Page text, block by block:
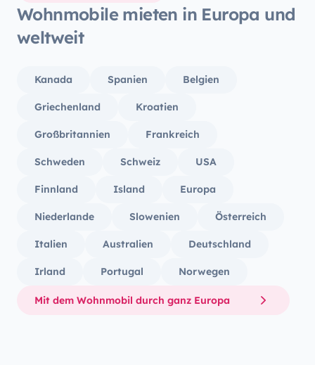
Wohnmobile mieten in Europa und
weltweit
Kanada Spanien Belgien
Griechenland Kroatien
Großbritannien Frankreich
Schweden Schweiz USA
Finnland Island Europa
Niederlande Slowenien Österreich
Italien Australien Deutschland
Irland Portugal Norwegen
Mit dem Wohnmobil durch ganz Europa